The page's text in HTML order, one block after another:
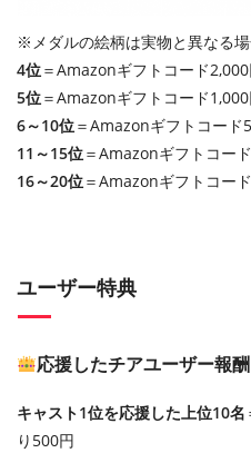
※メダルの絵柄は実物と異なる
4位＝Amazonギフトコード
5位＝Amazonギフトコード
6～10位＝Amazonギフトコード
11～15位＝Amazonギフトコー
16～20位＝Amazonギフトコー
ユーザー特典
応援したチアユーザー報
キャスト1位を応援した上位10名
り500円